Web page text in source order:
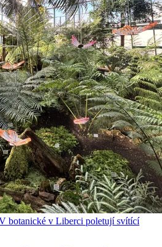
botanické v Liberci poletují svítící